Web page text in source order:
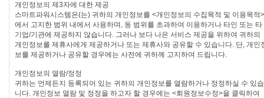
개인정보의 제3자에 대한 제공
스마트파워시스템은(는) 귀하의 개인정보를 <개인정보의 수집목적 및 이용목적>
에서 고지한 범위 내에서 사용하며, 동 범위를 초과하여 이용하거나 타인 또는 타
기업/기관에 제공하지 않습니다. 그러나 보다 나은 서비스 제공을 위하여 귀하의
개인정보를 제휴사에게 제공하거나 또는 제휴사와 공유할 수 있습니다. 단, 개인
보를 제공하거나 공유할 경우에는 사전에 귀하께 고지하여 드립니다.
개인정보의 열람/정정
귀하는 언제든지 등록되어 있는 귀하의 개인정보를 열람하거나 정정하실 수 있습
니다. 개인정보 열람 및 정정을 하고자 할 경우에는 <회원정보수정>을 클릭하여